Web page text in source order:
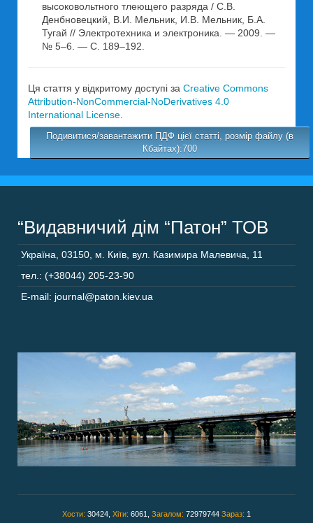
высоковольтного тлеющего разряда / С.В.
Денбновецкий, В.И. Мельник, И.В. Мельник, Б.А.
Тугай // Электротехника и электроника. — 2009. —
№ 5–6. — С. 189–192.
Ця стаття у відкритому доступі за Creative Commons
Attribution-NonCommercial-NoDerivatives 4.0
International License
Подивитися/завантажити ПДФ цієї статті, розмір файлу (в
Кбайтах):700
“Видавничий дім “Патон” ТОВ
Україна 03150 м. Київ, вул. Казимира Малевича, 11
тел.: (+38044) 205-23-90
E-mail: journal@paton.kiev.ua
Хости: 30424, Хіти: 6061, Загалом: 72979744 Зараз: 1